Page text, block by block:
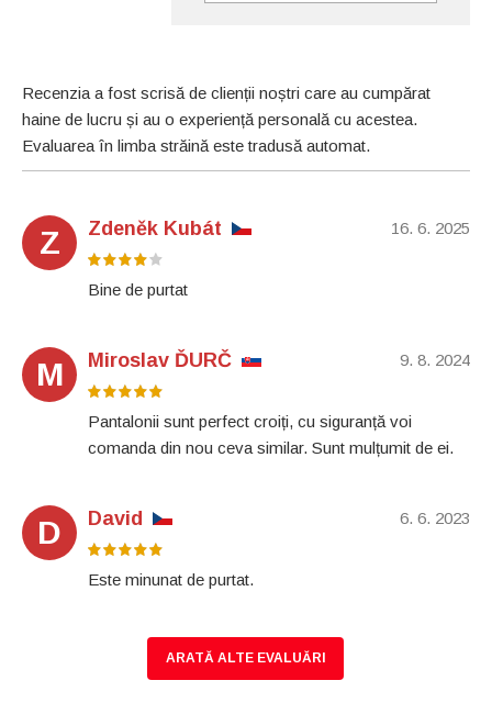
Recenzia a fost scrisă de clienții noștri care au cumpărat
haine de lucru și au o experiență personală cu acestea.
Evaluarea în limba străină este tradusă automat.
Z 16. 6. 2025
Zdeněk Kubát
Bine de purtat
M 9. 8. 2024
Miroslav ĎURČ
Pantalonii sunt perfect croiți, cu siguranță voi
comanda din nou ceva similar. Sunt mulțumit de ei.
D 6. 6. 2023
David
Este minunat de purtat.
ARATĂ ALTE EVALUĂRI